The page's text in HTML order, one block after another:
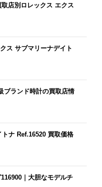
店別ロレックス エクス
ス サブマリーナデイト
ブランド時計の買取店情
ナ Ref.16520 買取価格
｜大胆なモデルチ